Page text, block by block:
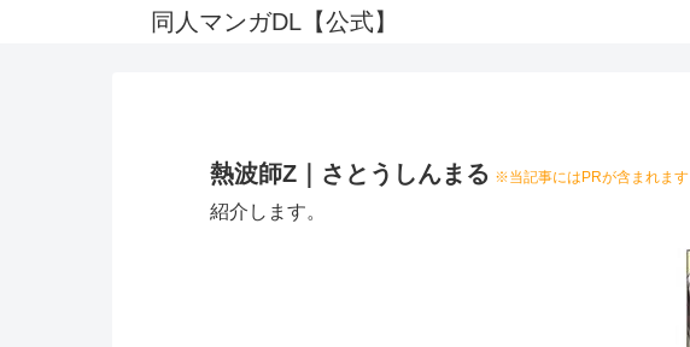
同人マンガDL【公式】
熱波師Z｜さとうしんまる ※当記事にはPRが含まれます
紹介します。